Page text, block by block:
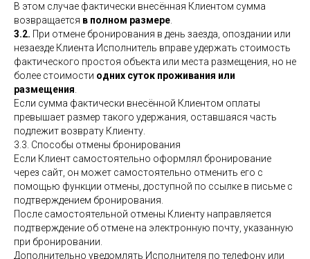
В этом случае фактически внесённая Клиентом сумма
возвращается в полном размере
3.2. При отмене бронирования в день заезда, опоздании или
незаезде Клиента Исполнитель вправе удержать стоимость
фактического простоя объекта или места размещения, но не
более стоимости одних суток проживания или
размещения
Если сумма фактически внесённой Клиентом оплаты
превышает размер такого удержания, оставшаяся часть
подлежит возврату Клиенту.
3.3. Способы отмены бронирования
Если Клиент самостоятельно оформлял бронирование
через сайт, он может самостоятельно отменить его с
помощью функции отмены, доступной по ссылке в письме с
подтверждением бронирования.
После самостоятельной отмены Клиенту направляется
подтверждение об отмене на электронную почту, указанную
при бронировании.
Дополнительно уведомлять Исполнителя по телефону или